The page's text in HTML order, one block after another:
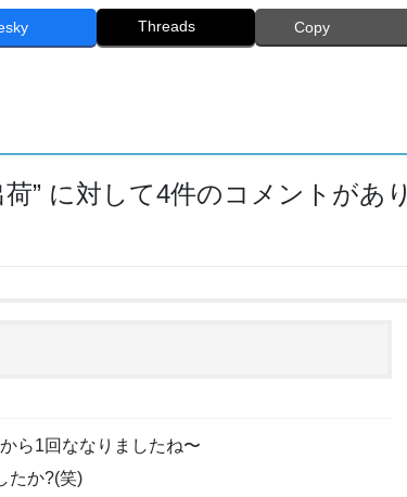
Threads Copy
” に対して4件のコメントがあり
ら1回ななりましたね〜
たか?(笑)